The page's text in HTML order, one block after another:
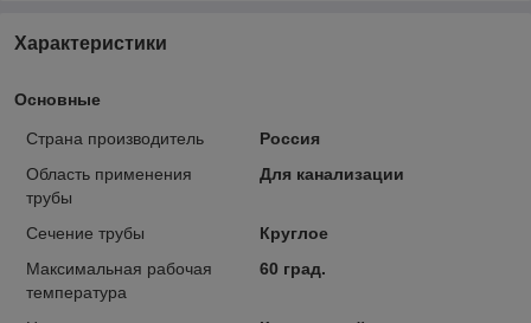
Характеристики
Основные
Страна производитель
Россия
Область применения
трубы
Для канализации
Сечение трубы
Круглое
Максимальная рабочая
температура
60 град.